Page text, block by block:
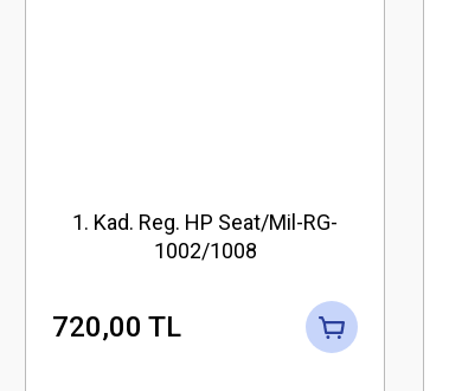
1. Kad. Reg. HP Seat/Mil-RG-
1002/1008
720,00 TL